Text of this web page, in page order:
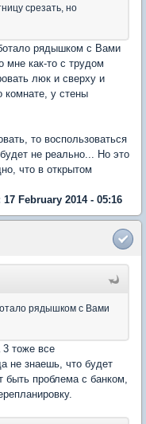
срезать, но
рядышком с Вами
мне как-то с трудом
люк и сверху и
комнате, у стены
то воспользоваться
не реально... Но это
что в открытом
February 2014 - 05:16
рядышком с Вами
тоже все
не знаешь, что будет
быть проблема с банком,